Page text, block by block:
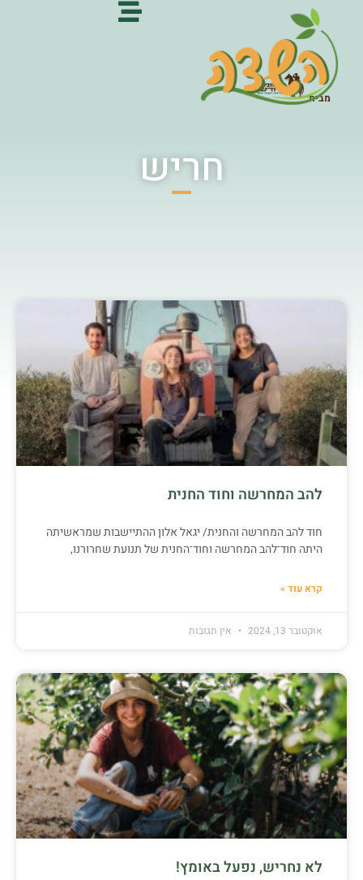
מבית:
חריש
להב המחרשה וחוד החנית
חוד להב המחרשה והחנית/ יגאל אלון ההתיישבות שמראשיתה
היתה חוד־להב המחרשה וחוד־החנית של תנועת שחרורנו,
קרא עוד »
אוקטובר 13, 2024 אין תגובות
לא נחריש, נפעל באומץ!